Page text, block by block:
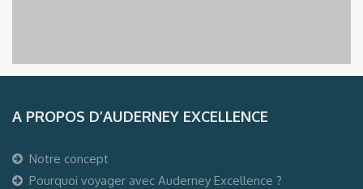
A PROPOS D’AUDERNEY EXCELLENCE
Notre concept
Pourquoi voyager avec Auderney Excellence ?